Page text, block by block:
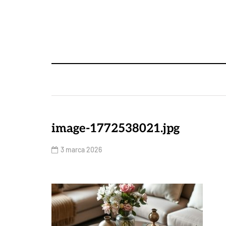
image-1772538021.jpg
3 marca 2026